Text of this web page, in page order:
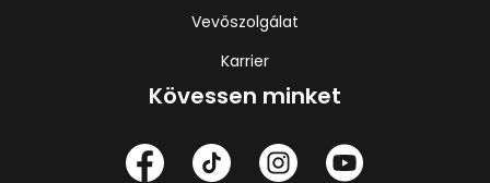
Vevőszolgálat
Karrier
Kövessen minket